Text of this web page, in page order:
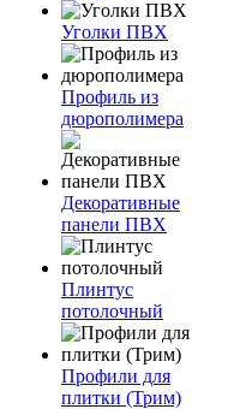
Уголки ПВХ
Профиль из
дюрополимера
Декоративные
панели ПВХ
Плинтус
потолочный
Профили для
плитки (Трим)